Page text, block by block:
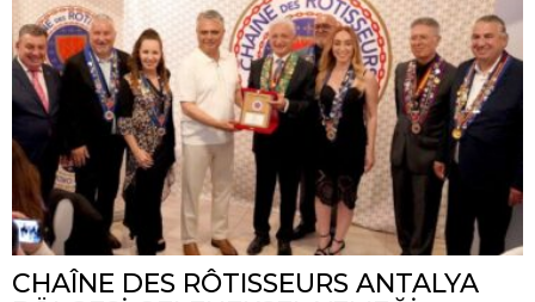
CHAÎNE DES RÔTISSEURS ANTALYA